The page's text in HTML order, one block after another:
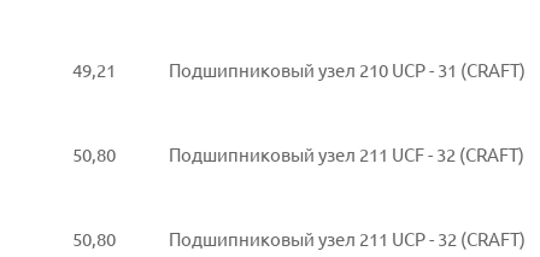
49,21 Подшипниковый узел 210 UCP - 31 (CRAFT)
50,80 Подшипниковый узел 211 UCF - 32 (CRAFT)
50,80 Подшипниковый узел 211 UCP - 32 (CRAFT)